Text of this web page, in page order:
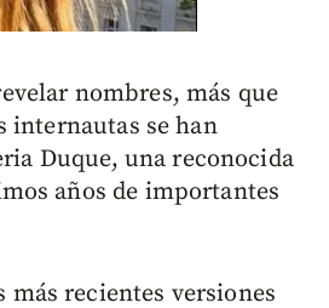
nombres, más que
internautas se han
Duque, una reconocida
años de importantes
más recientes versiones